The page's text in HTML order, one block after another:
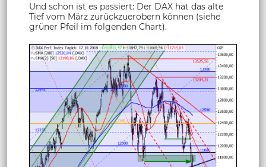
Und schon ist es passiert: Der DAX hat das alte
Tief vom März zurückzuerobern können (siehe
grüner Pfeil im folgenden Chart).